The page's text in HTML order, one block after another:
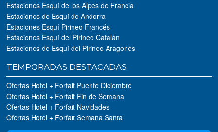
Estaciones Esquí de los Alpes de Francia
Estaciones de Esquí de Andorra
Estaciones Esquí Pirineo Francés
Estaciones Esquí del Pirineo Catalán
Estaciones de Esquí del Pirineo Aragonés
TEMPORADAS DESTACADAS
Ofertas Hotel + Forfait Puente Diciembre
Ofertas Hotel + Forfait Fin de Semana
Ofertas Hotel + Forfait Navidades
Ofertas Hotel + Forfait Semana Santa